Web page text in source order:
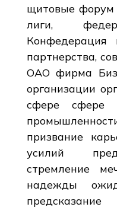
щитовые форум
лиги,
Конфедерация
партнерства,
ОАО фирма
организации
сфере сфере
призвание
усилий
стремление
надежды